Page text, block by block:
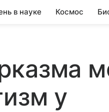
в науке Космос
у